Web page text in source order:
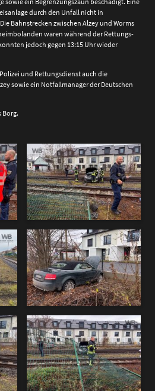
durch den Unfall nicht in
Bahnstrecken zwischen Alzey und Worms
waren während der Rettungs-
jedoch gegen 13:15 Uhr wieder
und Rettungsdienst auch die
sowie ein Notfallmanager der Deutschen
Borg.